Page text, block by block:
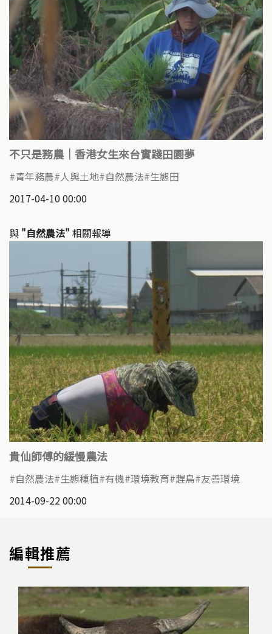
不只是務農｜香港女生來台實踐田園夢
青年務農 人與土地 自然農法 生態田
2017-04-10 00:00
與 "自然農法" 相關報導
貴仙師傅的緩慢農法
自然農法 生態種植 有機 環境教育 趕鳥 友善環境
2014-09-22 00:00
編輯推薦